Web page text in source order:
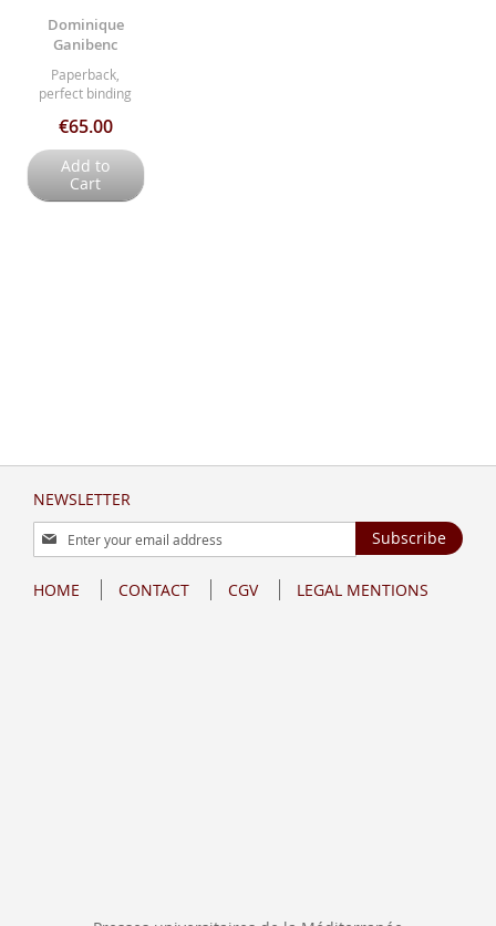
Dominique
Ganibenc
Paperback,
perfect binding
€65.00
Add to
Cart
NEWSLETTER
Sign
Up
Our
Subscribe
HOME CONTACT CGV LEGAL MENTIONS